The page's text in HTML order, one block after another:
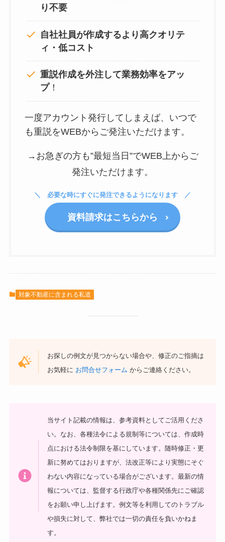
り不要
自社社員が作成するより高クオリテ
ィ・低コスト
重説作成を外注して業務効率をアッ
プ！
一度アカウント発行してしまえば、いつで
も重説をWEBからご発注いただけます。
→お急ぎの方も”最短当日”でWEB上からご
発注いただけます。
必要な時にすぐに発注できるようになります
資料請求はこちらから
対象不動産に含まれる私道
お探しの例文が見つからない場合や、修正のご指摘は
お気軽に お問合せフォーム からご連絡ください。
当サイト記載の情報は、参考資料としてご活用くださ
い。 なお、各種法令による規制等については、作成時
点における法令制限を基にしています。随時修正・更
新に努めてはおりますが、法改正等により実態にそぐ
わない内容になっている場合がございます。最新の情
報については、監督する行政庁や各種関係先にご確認
をお願い申し上げます。例文等を利用してのトラブル
や損失に対して、弊社では一切の責任を負いかねま
す。